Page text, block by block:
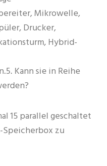
Mikrowelle,
Drucker,
Hybrid-
Kann sie in Reihe
15 parallel geschaltet
Speicherbox zu